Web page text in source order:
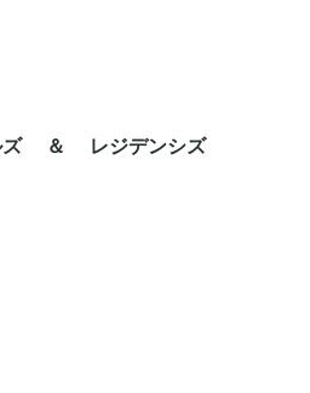
＆ レジデンシズ